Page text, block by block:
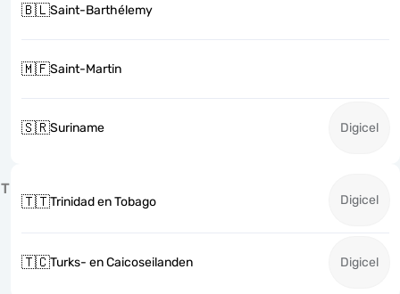
🇧🇱Saint-Barthélemy
🇲🇫Saint-Martin
🇸🇷Suriname Digicel
T
🇹🇹Trinidad en Tobago Digicel
🇹🇨Turks- en Caicoseilanden Digicel